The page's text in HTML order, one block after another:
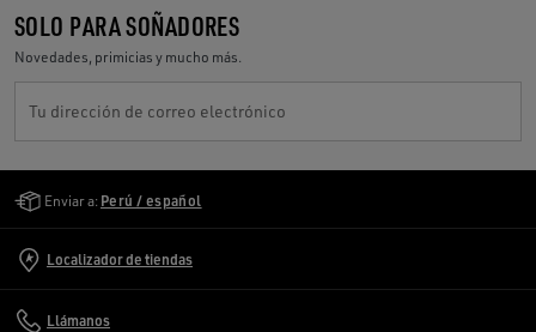
SOLO PARA SOÑADORES
Novedades, primicias y mucho más.
Tu dirección de correo electrónico
Enviar a: Perú / español
Localizador de tiendas
Llámanos